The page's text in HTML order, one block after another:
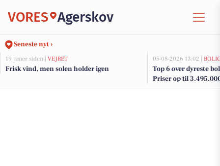
VORES Agerskov
Seneste nyt ›
19 timer siden | VEJRET
Frisk vind, men solen holder igen
05-08-2026 13:02 |
Top 6 over dyreste
Priser op til